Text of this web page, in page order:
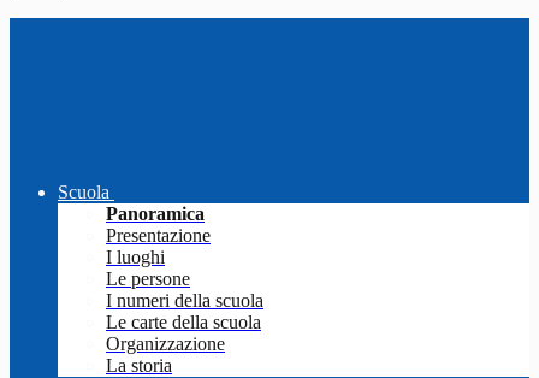
Scuola
Panoramica
Presentazione
I luoghi
Le persone
I numeri della scuola
Le carte della scuola
Organizzazione
La storia